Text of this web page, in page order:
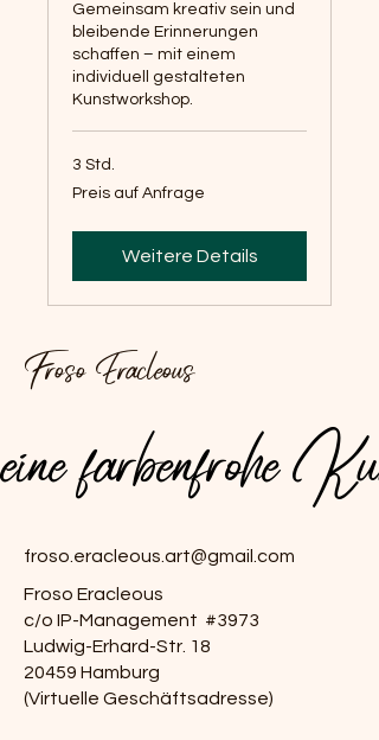
Gemeinsam kreativ sein und
bleibende Erinnerungen
schaffen – mit einem
individuell gestalteten
Kunstworkshop.
3 Std.
Preis
auf
Preis auf Anfrage
Weitere Details
Froso Eracleous
farbenfrohe
farbenfrohe
froso.eracleous.art@gmail.com
Froso Eracleous
c/o IP-Management #3973
Ludwig-Erhard-Str. 18
20459 Hamburg
(Virtuelle Geschäftsadresse)